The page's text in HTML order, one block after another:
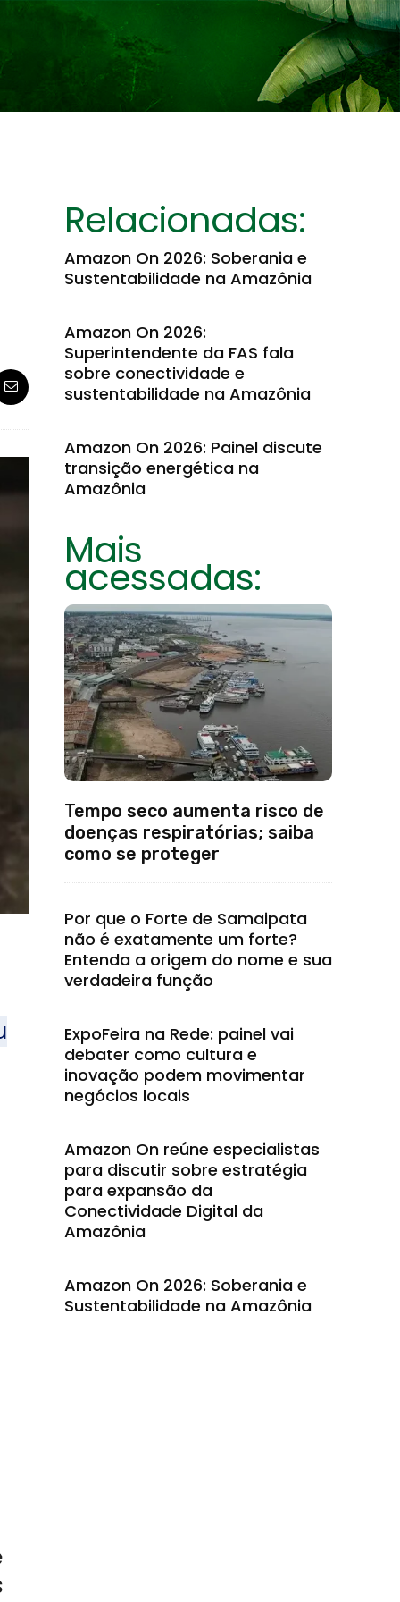
Relacionadas:
Amazon On 2026: Soberania e
Sustentabilidade na Amazônia
Amazon On 2026:
Superintendente da FAS fala
sobre conectividade e
sustentabilidade na Amazônia
Amazon On 2026: Painel discute
transição energética na
Amazônia
Mais
acessadas:
Tempo seco aumenta risco de
doenças respiratórias; saiba
como se proteger
Por que o Forte de Samaipata
não é exatamente um forte?
Entenda a origem do nome e sua
verdadeira função
ExpoFeira na Rede: painel vai
debater como cultura e
inovação podem movimentar
negócios locais
Amazon On reúne especialistas
para discutir sobre estratégia
para expansão da
Conectividade Digital da
Amazônia
Amazon On 2026: Soberania e
Sustentabilidade na Amazônia